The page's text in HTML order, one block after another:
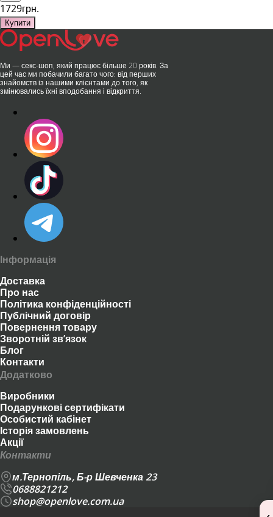
1729грн.
Купити
Ми — секс-шоп, який працює більше 20 років. За
цей час ми побачили багато чого: від перших
знайомств із нашими клієнтами до того, як
змінювались їхні вподобання і відкриття.
Інформація
Доставка
Про нас
Політика конфіденційності
Публічний договір
Повернення товару
Зворотній зв’язок
Блог
Контакти
Додатково
Виробники
Подарункові сертифікати
Особистий кабінет
Історія замовлень
Акції
Контакти
м.Тернопіль, Б-р Шевченка 23
0688821212
shop@openlove.com.ua